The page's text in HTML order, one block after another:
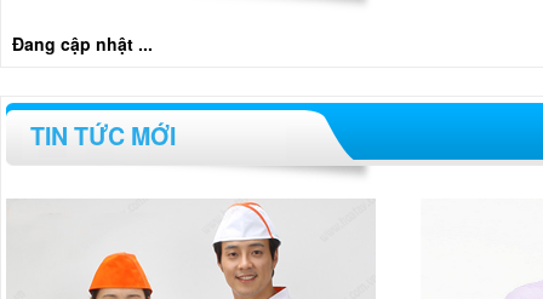
Đang cập nhật ...
TIN TỨC MỚI